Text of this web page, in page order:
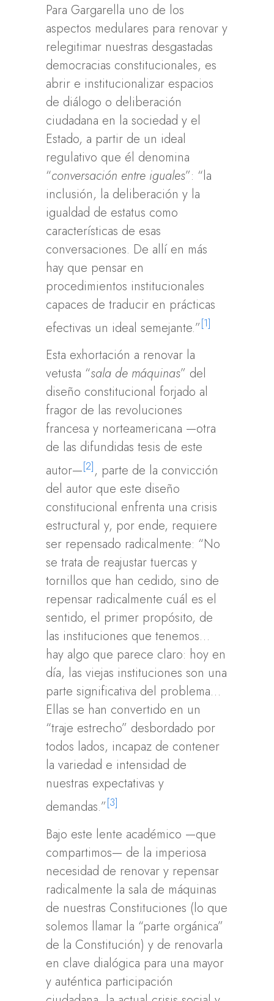
Para Gargarella uno de los
aspectos medulares para renovar y
relegitimar nuestras desgastadas
democracias constitucionales, es
abrir e institucionalizar espacios
de diálogo o deliberación
ciudadana en la sociedad y el
Estado, a partir de un ideal
regulativo que él denomina
“conversación entre iguales”: “la
inclusión, la deliberación y la
igualdad de estatus como
características de esas
conversaciones. De allí en más
hay que pensar en
procedimientos institucionales
capaces de traducir en prácticas
efectivas un ideal semejante.”[1]
Esta exhortación a renovar la
vetusta “sala de máquinas” del
diseño constitucional forjado al
fragor de las revoluciones
francesa y norteamericana —otra
de las difundidas tesis de este
autor—[2], parte de la convicción
del autor que este diseño
constitucional enfrenta una crisis
estructural y, por ende, requiere
ser repensado radicalmente: “No
se trata de reajustar tuercas y
tornillos que han cedido, sino de
repensar radicalmente cuál es el
sentido, el primer propósito, de
las instituciones que tenemos…
hay algo que parece claro: hoy en
día, las viejas instituciones son una
parte significativa del problema…
Ellas se han convertido en un
“traje estrecho” desbordado por
todos lados, incapaz de contener
la variedad e intensidad de
nuestras expectativas y
demandas.”[3]
Bajo este lente académico —que
compartimos— de la imperiosa
necesidad de renovar y repensar
radicalmente la sala de máquinas
de nuestras Constituciones (lo que
solemos llamar la “parte orgánica”
de la Constitución) y de renovarla
en clave dialógica para una mayor
y auténtica participación